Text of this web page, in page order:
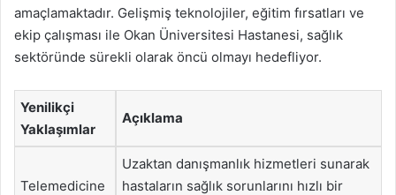
amaçlamaktadır. Gelişmiş teknolojiler, eğitim fırsatları ve
ekip çalışması ile Okan Üniversitesi Hastanesi, sağlık
sektöründe sürekli olarak öncü olmayı hedefliyor.
Yenilikçi
Yaklaşımlar
Açıklama
Telemedicine
Uzaktan danışmanlık hizmetleri sunarak
hastaların sağlık sorunlarını hızlı bir